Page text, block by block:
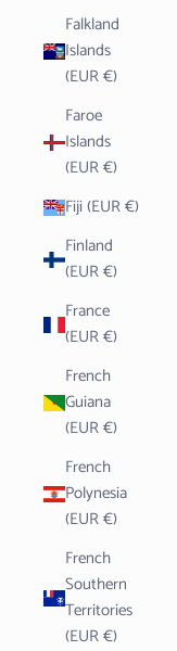
Falkland
Islands
(EUR €)
Faroe
Islands
(EUR €)
Fiji (EUR €)
Finland
(EUR €)
France
(EUR €)
French
Guiana
(EUR €)
French
Polynesia
(EUR €)
French
Southern
Territories
(EUR €)